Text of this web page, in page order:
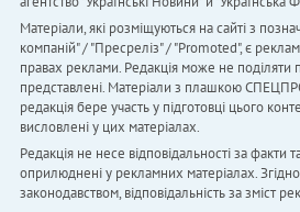
Матеріали, які розміщуються на сайті з
компаній" / "Пресреліз" / "Promoted", є
правах реклами. Редакція може не поділяти
представлені. Матеріали з плашкою
редакція бере участь у підготовці цього
висловлені у цих матеріалах.
Редакція не несе відповідальності за факти
оприлюднені у рекламних матеріалах.
законодавством, відповідальність за зміст